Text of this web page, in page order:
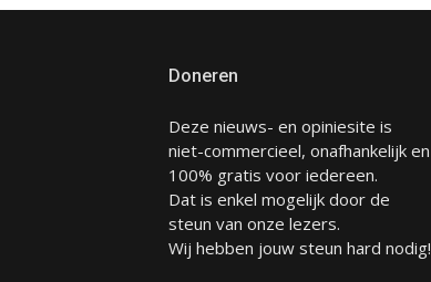
Doneren
Deze nieuws- en opiniesite is
niet-commercieel, onafhankelijk en
100% gratis voor iedereen.
Dat is enkel mogelijk door de
steun van onze lezers.
Wij hebben jouw steun hard nodig!